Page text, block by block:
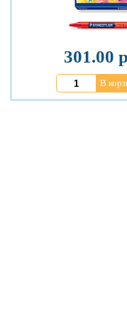
301.00
В